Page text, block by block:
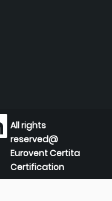
All rights
reserved@
Eurovent Certita
Certification